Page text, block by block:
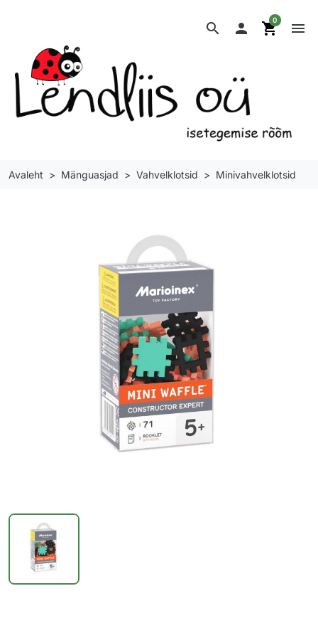
search  shopping_cart
0 menu
Avaleht Mänguasjad Vahvelklotsid Minivahvelklotsid